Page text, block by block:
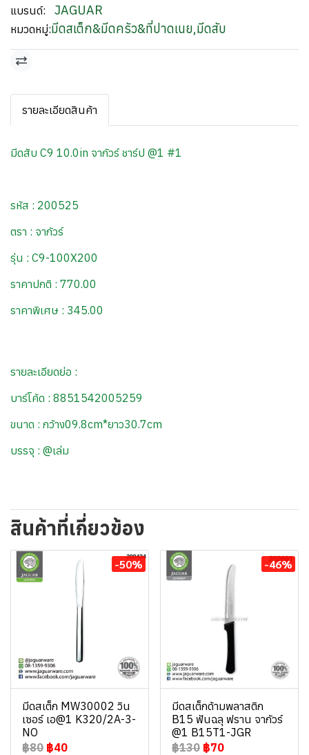
แบรนด์: JAGUAR
หมวดหมู่:มีดสเต็ก&มีดครัว&ที่ปาดเนย,มีดสับ
รายละเอียดสินค้า
มีดสับ C9 10.0in จากัวร์ ชาร์ป @1 #1
รหัส : 200525
ตรา : จากัวร์
รุ่น : C9-100X200
ราคาปกติ : 770.00
ราคาพิเศษ : 345.00
รายละเอียดย่อ :
บาร์โค้ด : 8851542005259
ขนาด : กว้าง09.8cm*ยาว30.7cm
บรรจุ : @เล่ม
สินค้าที่เกี่ยวข้อง
-50%
มีดสเต็ก MW30002 วิน
เซอร์ เอ@1 K320/2A-3-
NO
฿80 ฿40
-46%
มีดสเต็กด้ามพลาสติก
B15 ฟันฉลุ ฟราน จากัวร์
@1 B15T1-JGR
฿130 ฿70